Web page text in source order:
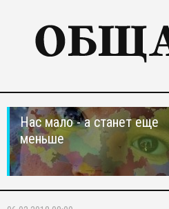
Нас мало - а станет еще
меньше